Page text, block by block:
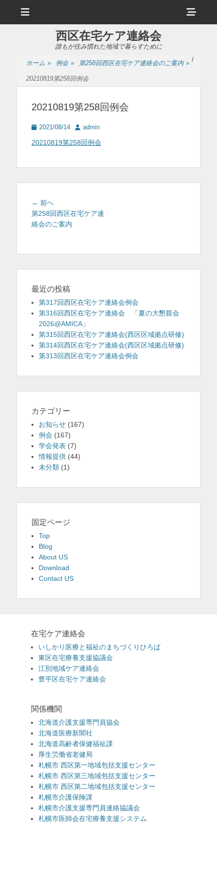
ュ
ヘ
ッ
イ
ン
テ
西区在宅ケア連絡会
誰もが住み慣れた地域で暮らすために
ホーム » 例会 » /
第258回西区在宅ケア連絡会のご案内 »
20210819第258回例会
20210819第258回例会
投
日
2021/08/14
投
者
admin
20210819第258回例会
投
稿
ナ
シ
ョ
ン
← 前へ
の
投
第258回西区在宅ケア連
絡会のご案内
最近の投稿
第317回西区在宅ケア連絡会例会
第316回西区在宅ケア連絡会 「夏の大懇親会
2026@AMICA」
第315回西区在宅ケア連絡会(西区区域拠点研修)
第314回西区在宅ケア連絡会(西区区域拠点研修)
第313回西区在宅ケア連絡会例会
カテゴリー
お知らせ (167)
例会 (167)
学会発表 (7)
情報提供 (44)
未分類 (1)
固定ページ
Top
Blog
About US
Download
Contact US
在宅ケア連絡会
いしかり医療と福祉のまちづくりひろば
東区在宅療養支援協議会
江別地域ケア連絡会
豊平区在宅ケア連絡会
関係機関
北海道介護支援専門員協会
北海道医療新聞社
北海道高齢者保健福祉課
厚生労働省老健局
札幌市 西区第一地域包括支援センター
札幌市 西区第三地域包括支援センター
札幌市 西区第二地域包括支援センター
札幌市介護保険課
札幌市介護支援専門員連絡協議会
札幌市医師会在宅療養支援システム